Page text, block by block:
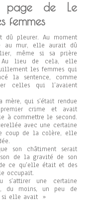
page de Le
femmes
dû pleurer. Au moment
au mur, elle aurait dû
même si sa prière
lieu de cela, elle
les femmes qui
la sentence, comme
celles qui l’avaient
mère, qui s’était rendue
crime et avait
à commettre le second.
avec une certaine
coup de la colère, elle
son châtiment serait
de la gravité de son
ce qu’elle était et des
occupait.
s’attirer une certaine
du moins, un peu de
si elle avait »